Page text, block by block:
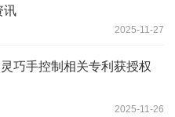
讯
2025-11-27
巧手控制相关专利获授权
2025-11-26